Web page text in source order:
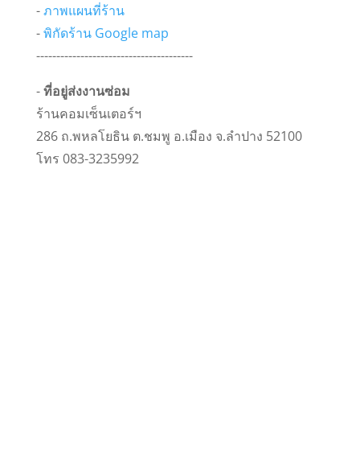
-ภาพแผนที่ร้าน
-พิกัดร้าน Google map
---------------------------------------
-ที่อยู่ส่งงานซ่อม
ร้านคอมเซ็นเตอร์ฯ
286 ถ.พหลโยธิน ต.ชมพู อ.เมือง จ.ลำปาง 52100
โทร 083-3235992